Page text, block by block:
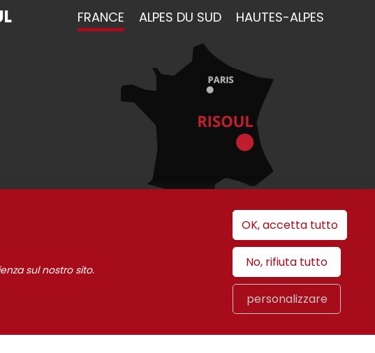
FRANCE ALPES DU SUD HAUTES-ALPES
Gestione dei cookie
sul nostro sito.
OK, accetta tutto
No, rifiuta tutto
personalizzare